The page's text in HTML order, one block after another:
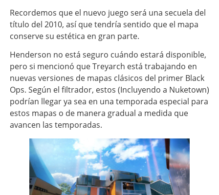
Recordemos que el nuevo juego será una secuela del
título del 2010, así que tendría sentido que el mapa
conserve su estética en gran parte.
Henderson no está seguro cuándo estará disponible,
pero si mencionó que Treyarch está trabajando en
nuevas versiones de mapas clásicos del primer Black
Ops. Según el filtrador, estos (Incluyendo a Nuketown)
podrían llegar ya sea en una temporada especial para
estos mapas o de manera gradual a medida que
avancen las temporadas.